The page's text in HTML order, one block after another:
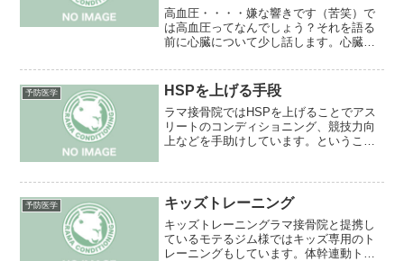
高血圧・・・・嫌な響きです（苦笑）で
は高血圧ってなんでしょう？それを語る
前に心臓について少し話します。心臓の
送ることです。つまりでっかい高性能な
ポンプなんです。そして血液を送る時に
収縮と拡張を繰り返すわけ...
予防医学 HSPを上げる手段
ラマ接骨院ではHSPを上げることでアス
リートのコンディショニング、競技力向
上などを手助けしています。ということ
トショックプロテインという名の通り体
温を上げることによ...
予防医学 キッズトレーニング
キッズトレーニングラマ接骨院と提携し
ているモテるジム様ではキッズ専用のト
レーニングもしています。体幹連動トレ